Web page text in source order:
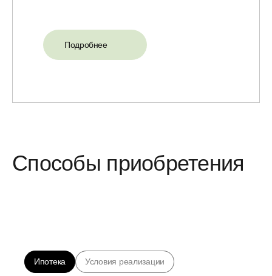
Подробнее
Способы приобретения
Ипотека Условия реализации